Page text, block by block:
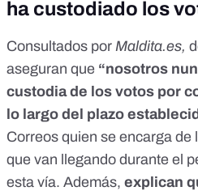
ha custodiado los
Consultados por Maldita.es,
aseguran que “nosotros
custodia de los votos por
lo largo del plazo
Correos quien se encarga de
que van llegando durante el
esta vía. Además, explican